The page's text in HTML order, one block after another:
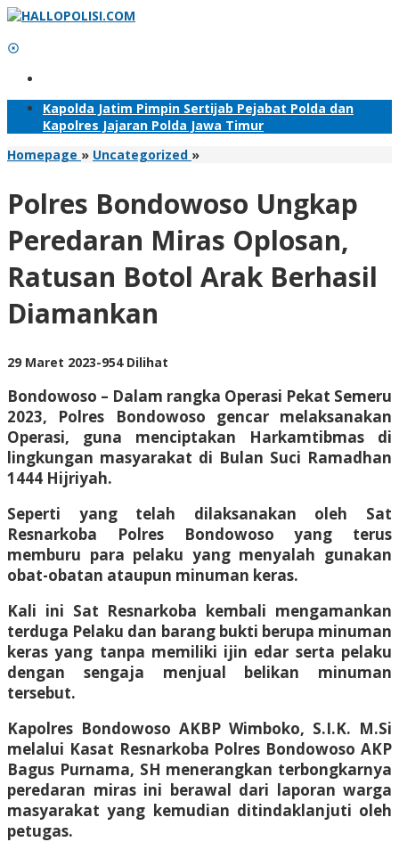
Lewati
konten
Kapolda Jatim Pimpin Sertijab Pejabat Polda dan
Kapolres Jajaran Polda Jawa Timur
Homepage » Uncategorized »Polres
Peredaran
Oplosan,
Ratusan
Botol
Arak
Polres Bondowoso Ungkap
Peredaran Miras Oplosan,
Ratusan Botol Arak Berhasil
Diamankan
29 Maret 2023oleh
-954 Dilihat
Bondowoso – Dalam rangka Operasi Pekat Semeru
2023, Polres Bondowoso gencar melaksanakan
Operasi, guna menciptakan Harkamtibmas di
lingkungan masyarakat di Bulan Suci Ramadhan
1444 Hijriyah.
Seperti yang telah dilaksanakan oleh Sat
Resnarkoba Polres Bondowoso yang terus
memburu para pelaku yang menyalah gunakan
obat-obatan ataupun minuman keras.
Kali ini Sat Resnarkoba kembali mengamankan
terduga Pelaku dan barang bukti berupa minuman
keras yang tanpa memiliki ijin edar serta pelaku
dengan sengaja menjual belikan minuman
tersebut.
Kapolres Bondowoso AKBP Wimboko, S.I.K. M.Si
melalui Kasat Resnarkoba Polres Bondowoso AKP
Bagus Purnama, SH menerangkan terbongkarnya
peredaran miras ini berawal dari laporan warga
masyarakat yang kemudian ditindaklanjuti oleh
petugas.